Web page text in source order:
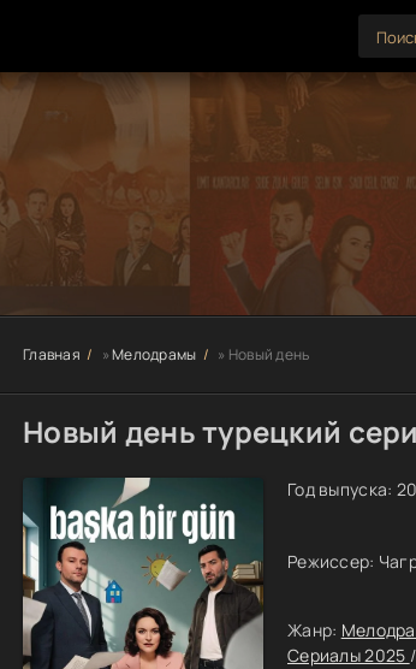
Главная »Мелодрамы » Новый день
Новый день турецкий
Год выпуска:
Режиссер:
Жанр:
Сериалы 2025 /